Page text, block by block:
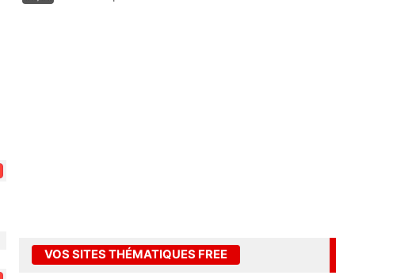
VOS SITES THÉMATIQUES FREE